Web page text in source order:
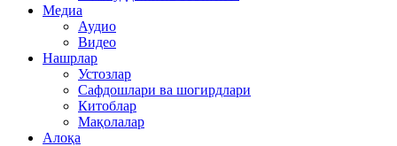
Медиа
Аудио
Видео
Нашрлар
Устозлар
Сафдошлари ва шогирдлари
Китоблар
Мақолалар
Алоқа